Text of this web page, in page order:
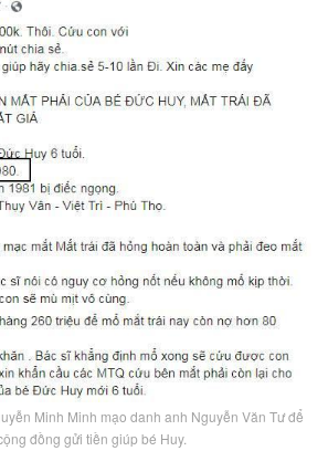
Minh Minh mạo danh anh Nguyễn Văn Tư để
đồng gửi tiền giúp bé Huy.